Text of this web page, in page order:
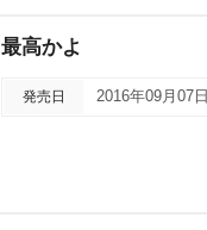
最高かよ
発売日 2016年09月07日